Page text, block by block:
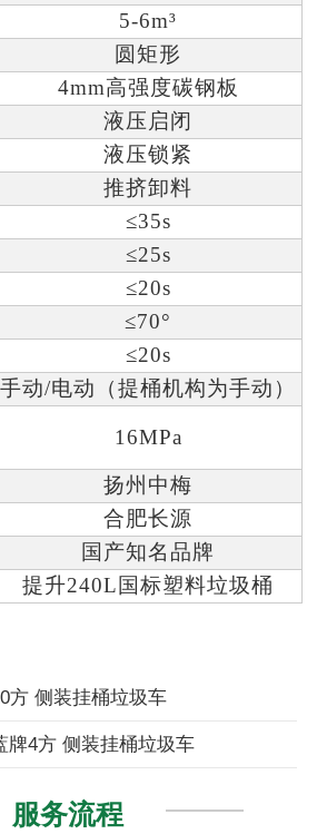
5-6m³
圆矩形
4mm高强度碳钢板
液压启闭
液压锁紧
推挤卸料
≤35s
≤25s
≤20s
≤70°
≤20s
手动/电动（提桶机构为手动）
16MPa
扬州中梅
合肥长源
国产知名品牌
提升240L国标塑料垃圾桶
方 侧装挂桶垃圾车
牌4方 侧装挂桶垃圾车
服务流程